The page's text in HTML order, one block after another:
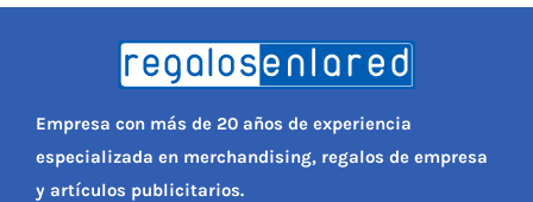
Empresa con más de 20 años de experiencia
especializada en merchandising, regalos de empresa
y artículos publicitarios.